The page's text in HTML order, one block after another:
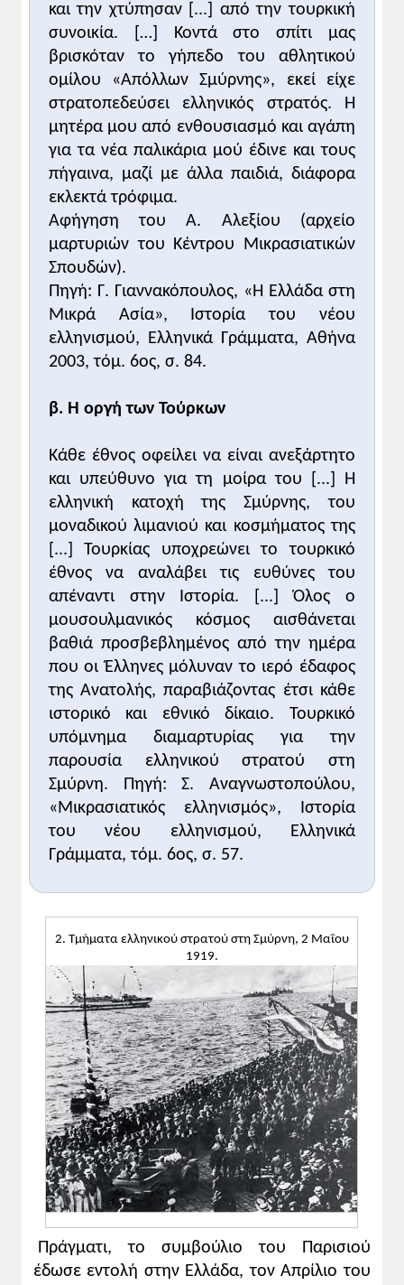
γνωστά «ιστορικά δίκαια του ελληνισμού»,
με το να προβάλλει τεκμηριωμένες
απόψεις και όχι συμπλέγματα, ο
επικεφαλής της ελληνικής αντιπροσωπείας
κατόρθωσε πράγματι να μεγιστοποιήσει τα
πλεονεκτήματα που ήδη διέθετε ως
σύμμαχος των νικητών. [... ]
[... ] ακριβώς κατά τη διάρκεια του
Συνεδρίου Ειρήνης, αποφασίστηκε να
ανατεθεί στις ελληνικές δυνάμεις η
κατάληψη της Σμύρνης και της περιοχής της.
Η εντολή της Entente είχε μεν σχέση με την
«ασφάλεια των συμμαχικών δυνάμεων»,
αλλά τα συμφραζόμενα της αποφάσεως
δεν άφηναν πολλές αμφιβολίες —στην
Αθήνα— ότι επρόκειτο για το πρώτο βήμα
προς την κατεύθυνση της ικανοποιήσεως
πολλοίς, για την πρωτοβουλία του
στην έκκληση της Συμμαχίας να
αποσταλούν στρατιωτικές δυνάμεις στη
νότια Ουκρανία εναντίον του νέου, και
εξαιρετικά ασταθούς τότε, επαναστατικού
καθεστώτος των μπολσεβίκων της Ρωσίας.
Γ. Γιανουλόπουλος,
«Η ευγενής μας
τύφλωσις...», εξωτερική πολιτική και
«εθνικά θέματα» από την ήττα του 1897
έως τη Μικρασιατική Καταστροφή,
δ' έκδοση, Βιβλιόραμα, Αθήνα 2003, σ. 249-
254.
και την χτύπησαν [...] από την τουρκική
συνοικία. […] Κοντά στο σπίτι μας
βρισκόταν το γήπεδο του αθλητικού
ομίλου «Απόλλων Σμύρνης», εκεί είχε
στρατοπεδεύσει ελληνικός στρατός. Η
μητέρα μου από ενθουσιασμό και αγάπη
για τα νέα παλικάρια μού έδινε και τους
πήγαινα, μαζί με άλλα παιδιά, διάφορα
εκλεκτά τρόφιμα.
Αφήγηση του Α. Αλεξίου (αρχείο
μαρτυριών του Κέντρου Μικρασιατικών
Σπουδών).
Πηγή: Γ. Γιαννακόπουλος, «Η Ελλάδα στη
Μικρά Ασία», Ιστορία του νέου
ελληνισμού, Ελληνικά Γράμματα, Αθήνα
2003, τόμ. 6ος, σ. 84.
β. Η οργή των Τούρκων
Κάθε έθνος οφείλει να είναι ανεξάρτητο
και υπεύθυνο για τη μοίρα του [...] Η
ελληνική κατοχή της Σμύρνης, του
μοναδικού λιμανιού και κοσμήματος της
[...] Τουρκίας υποχρεώνει το τουρκικό
έθνος να αναλάβει τις ευθύνες του
απέναντι στην Ιστορία. [...] Όλος ο
μουσουλμανικός κόσμος αισθάνεται
βαθιά προσβεβλημένος από την ημέρα
που οι Έλληνες μόλυναν το ιερό έδαφος
της Ανατολής, παραβιάζοντας έτσι κάθε
ιστορικό και εθνικό δίκαιο. Τουρκικό
υπόμνημα διαμαρτυρίας για την
παρουσία ελληνικού στρατού στη
Σμύρνη. Πηγή: Σ. Αναγνωστοπούλου,
«Μικρασιατικός ελληνισμός», Ιστορία
του νέου ελληνισμού, Ελληνικά
Γράμματα, τόμ. 6ος, σ. 57.
2. Τμήματα ελληνικού στρατού στη Σμύρνη, 2 Μαΐου
1919.
Πράγματι, το συμβούλιο του Παρισιού
έδωσε εντολή στην Ελλάδα, τον Απρίλιο του